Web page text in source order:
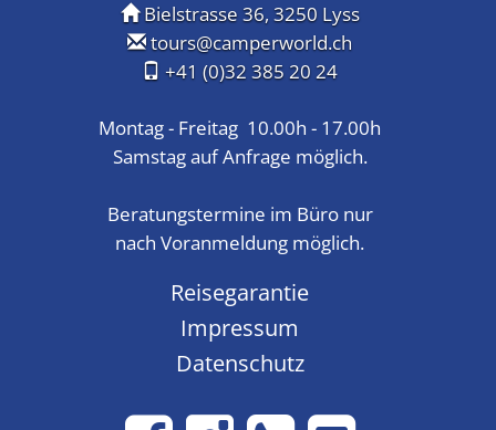
Bielstrasse 36, 3250 Lyss
tours@camperworld.ch
+41 (0)32 385 20 24
Montag - Freitag 10.00h - 17.00h
Samstag auf Anfrage möglich.
Beratungstermine im Büro nur
nach Voranmeldung möglich.
Reisegarantie
Impressum
Datenschutz